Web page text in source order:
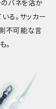
バネを活か
る。サッカー
不可能な言
。